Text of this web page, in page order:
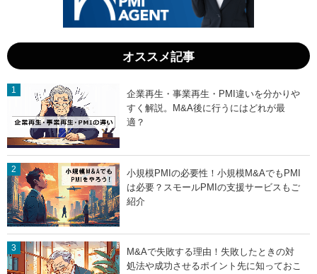
オススメ記事
企業再生・事業再生・PMI違いを分かりや
すく解説。M&A後に行うにはどれが最
適？
小規模PMIの必要性！小規模M&AでもPMI
は必要？スモールPMIの支援サービスもご
紹介
M&Aで失敗する理由！失敗したときの対
処法や成功させるポイント先に知っておこ